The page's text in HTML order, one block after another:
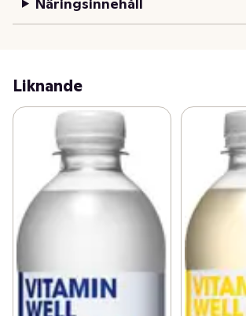
Näringsinnehåll
Liknande